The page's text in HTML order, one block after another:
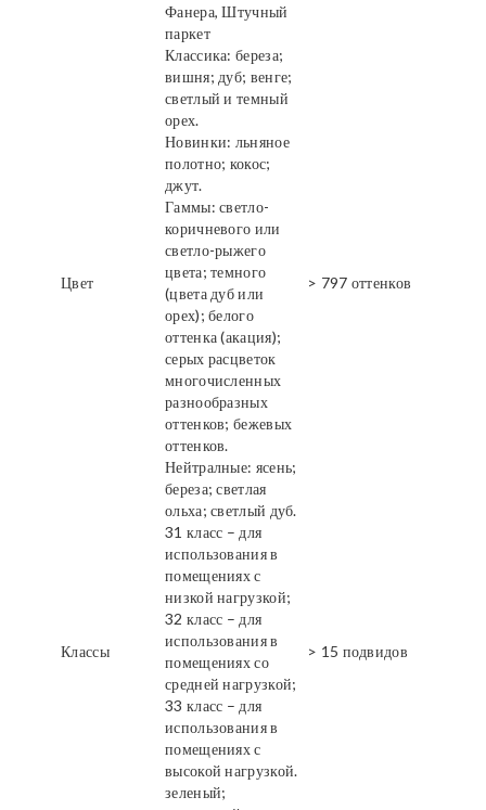
Фанера, Штучный
паркет
Цвет
Классика: береза;
вишня; дуб; венге;
светлый и темный
орех.
Новинки: льняное
полотно; кокос;
джут.
Гаммы: светло-
коричневого или
светло-рыжего
цвета; темного
(цвета дуб или
орех); белого
оттенка (акация);
серых расцветок
многочисленных
разнообразных
оттенков; бежевых
оттенков.
Нейтралные: ясень;
береза; светлая
ольха; светлый дуб.
> 797 оттенков
Классы
31 класс – для
использования в
помещениях с
низкой нагрузкой;
32 класс – для
использования в
помещениях со
средней нагрузкой;
33 класс – для
использования в
помещениях с
высокой нагрузкой.
> 15 подвидов
зеленый;